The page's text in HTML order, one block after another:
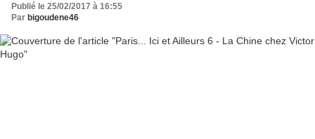
Publié le 25/02/2017 à 16:55
Par bigoudene46